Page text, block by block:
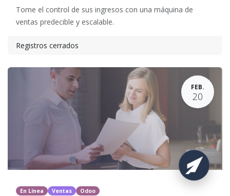
Tome el control de sus ingresos con una máquina de
ventas predecible y escalable.
Registros cerrados
FEB.
20
En Línea Ventas Odoo